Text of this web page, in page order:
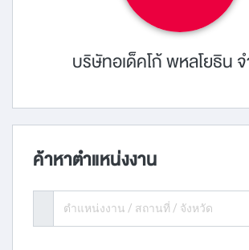
บริษัทอเด็คโก้ พหลโยธิน
ค้าหาตำแหน่งงาน